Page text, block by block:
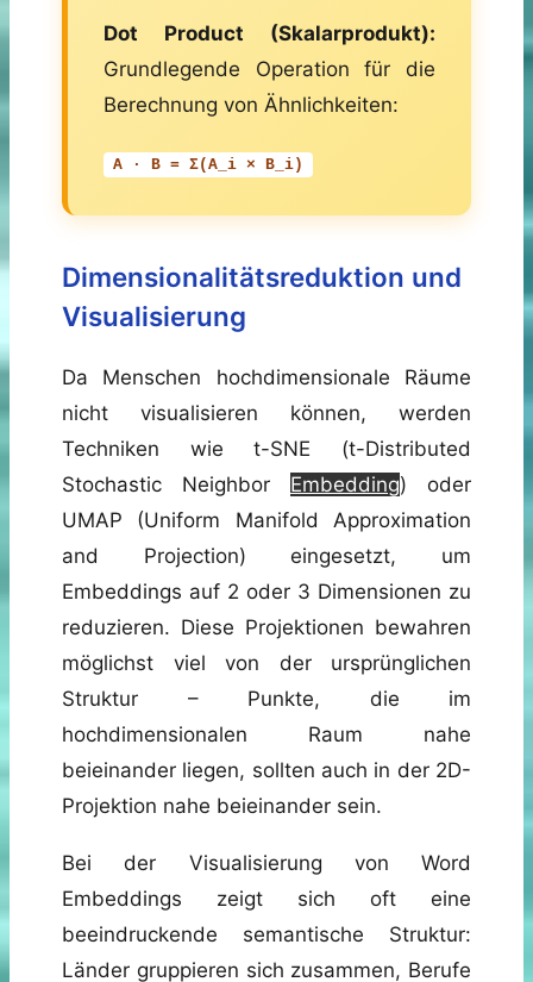
Dot Product (Skalarprodukt):
Grundlegende Operation für die
Berechnung von Ähnlichkeiten:
A · B = Σ(A_i × B_i)
Dimensionalitätsreduktion und
Visualisierung
Da Menschen hochdimensionale Räume
nicht visualisieren können, werden
Techniken wie t-SNE (t-Distributed
Stochastic Neighbor Embedding) oder
UMAP (Uniform Manifold Approximation
and Projection) eingesetzt, um
Embeddings auf 2 oder 3 Dimensionen zu
reduzieren. Diese Projektionen bewahren
möglichst viel von der ursprünglichen
Struktur – Punkte, die im
hochdimensionalen Raum nahe
beieinander liegen, sollten auch in der 2D-
Projektion nahe beieinander sein.
Bei der Visualisierung von Word
Embeddings zeigt sich oft eine
beeindruckende semantische Struktur:
Länder gruppieren sich zusammen, Berufe